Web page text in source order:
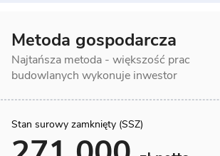
Metoda gospodarcza
Najtańsza metoda - większość prac
budowlanych wykonuje inwestor
Stan surowy zamknięty (SSZ)